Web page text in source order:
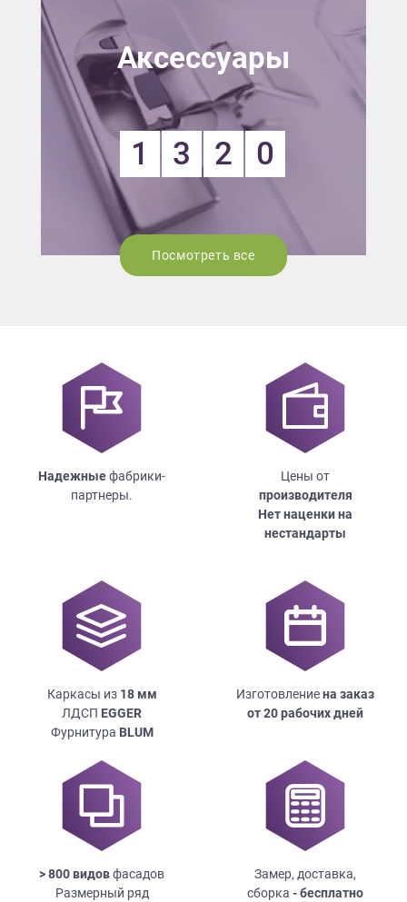
Аксессуары
1 3 2 0
Посмотреть все
Надежныефабрики-
партнеры.
Цены от
производителя
Нет наценки на
нестандарты
Каркасы из 18мм
ЛДСП EGGER
Фурнитура BLUM
Изготовлениена заказ
от 20 рабочих дней
> 800 видовфасадов
Размерный ряд
Замер, доставка,
сборка - бесплатно